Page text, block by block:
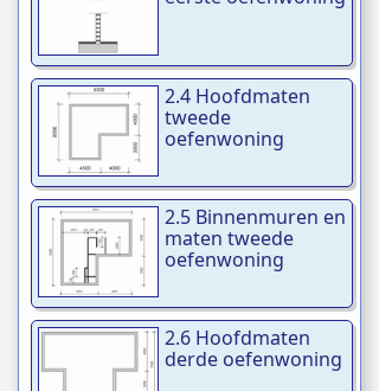
2.4 Hoofdmaten
tweede
oefenwoning
2.5 Binnenmuren en
maten tweede
oefenwoning
2.6 Hoofdmaten
derde oefenwoning